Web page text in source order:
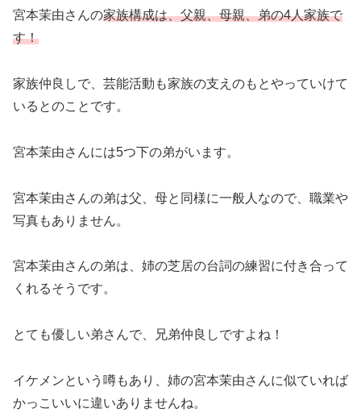
宮本茉由さんの家族構成は、父親、母親、弟の4人家族で
す！
家族仲良しで、芸能活動も家族の支えのもとやっていけて
いるとのことです。
宮本茉由さんには5つ下の弟がいます。
宮本茉由さんの弟は父、母と同様に一般人なので、職業や
写真もありません。
宮本茉由さんの弟は、姉の芝居の台詞の練習に付き合って
くれるそうです。
とても優しい弟さんで、兄弟仲良しですよね！
イケメンという噂もあり、姉の宮本茉由さんに似ていれば
かっこいいに違いありませんね。